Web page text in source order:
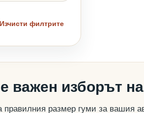
Изчисти филтрите
важен изборът
правилния размер гуми за вашия